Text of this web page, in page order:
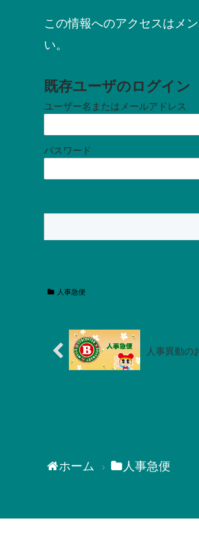
この情報へのアクセスはメ
い。
既存ユーザのログイン
ユーザー名またはメールアドレス
パスワード
人事急便
人事異動の
ホーム 人事急便